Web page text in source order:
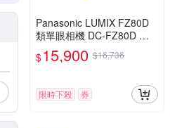
Panasonic LUMIX FZ80D
類單眼相機 DC-FZ80D 公
司貨
$15,900 $16,736
限時下殺 券